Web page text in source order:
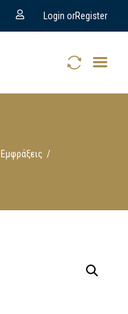
Login orRegister
Εμφράξεις